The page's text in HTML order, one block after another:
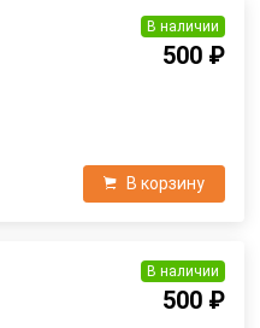
В наличии
500 ₽
В корзину
В наличии
500 ₽